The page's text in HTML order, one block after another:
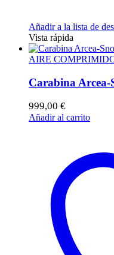
Añadir a la lista de
Vista rápida
AIRE
Carabina
999,00 €
Añadir al carrito